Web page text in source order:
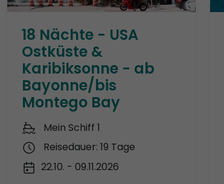
18 Nächte - USA
Ostküste &
Karibiksonne - ab
Bayonne/bis
Montego Bay
Mein Schiff 1
Reisedauer: 19 Tage
22.10. - 09.11.2026